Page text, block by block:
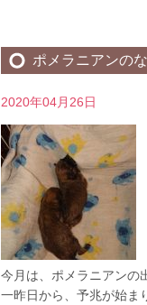
ポメラニアンの
2020年04月26日
今月は、ポメラニアンの
一昨日から、予兆が始ま